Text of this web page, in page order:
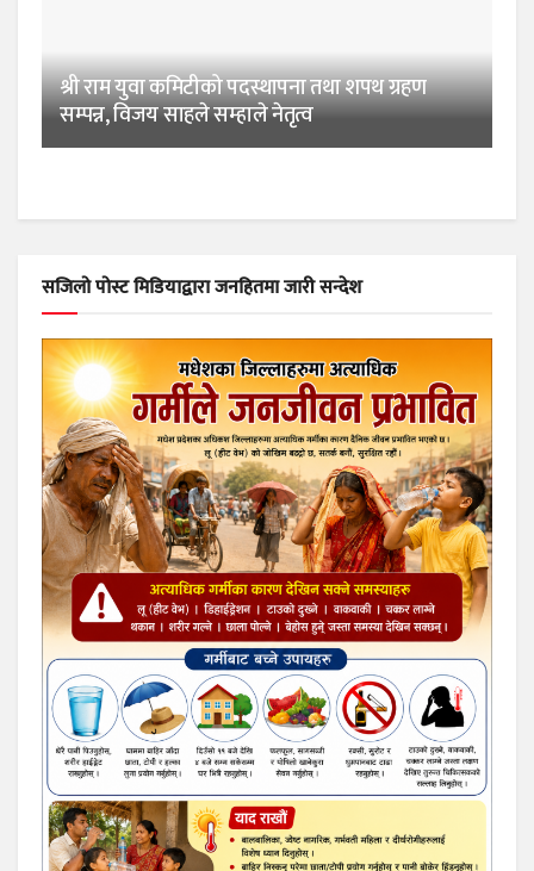
श्री राम युवा कमिटीको पदस्थापना तथा शपथ ग्रहण
सम्पन्न, विजय साहले सम्हाले नेतृत्व
सजिलो पोस्ट मिडियाद्वारा जनहितमा जारी सन्देश